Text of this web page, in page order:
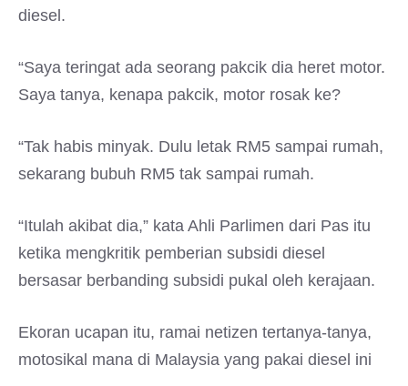
diesel.
“Saya teringat ada seorang pakcik dia heret motor.
Saya tanya, kenapa pakcik, motor rosak ke?
“Tak habis minyak. Dulu letak RM5 sampai rumah,
sekarang bubuh RM5 tak sampai rumah.
“Itulah akibat dia,” kata Ahli Parlimen dari Pas itu
ketika mengkritik pemberian subsidi diesel
bersasar berbanding subsidi pukal oleh kerajaan.
Ekoran ucapan itu, ramai netizen tertanya-tanya,
motosikal mana di Malaysia yang pakai diesel ini